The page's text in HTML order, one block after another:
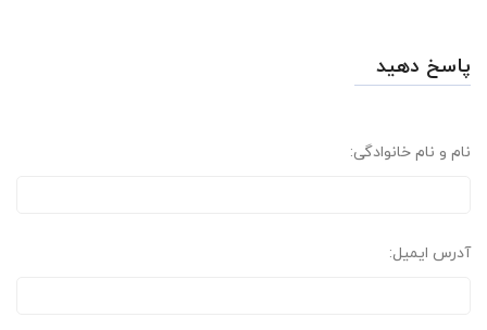
پاسخ دهید
نام و نام خانوادگی:
آدرس ایمیل: